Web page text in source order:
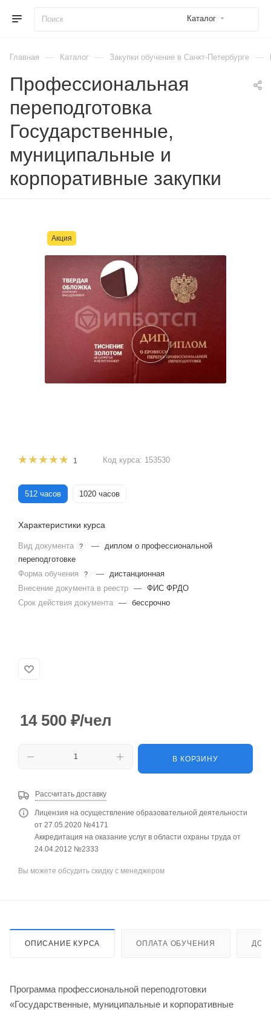
Каталог
Главная — Каталог — Закупки обучение в Санкт-Петербурге —
Профессиональная
переподготовка
Государственные,
муниципальные и
корпоративные закупки
Акция
1 Код курса: 153530
512 часов 1020 часов
Характеристики курса
Вид документа ? —
диплом о профессиональной
переподготовке
Форма обучения
? —
дистанционная
Внесение документа в реестр — ФИС ФРДО
Срок действия документа — бессрочно
14 500 ₽/чел
В КОРЗИНУ
Рассчитать доставку
Лицензия на осуществление образовательной деятельности
от 27.05.2020 №4171
Аккредитация на оказание услуг в области охраны труда от
24.04.2012 №2333
Вы можете обсудить скидку с менеджером
ОПИСАНИЕ КУРСА ОПЛАТА ОБУЧЕНИЯ
Программа профессиональной переподготовки
«Государственные, муниципальные и корпоративные